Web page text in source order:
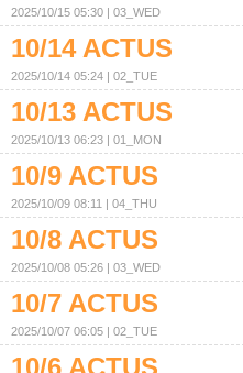
2025/10/15 05:30 03_WED
10/14 ACTUS
2025/10/14 05:24 02_TUE
10/13 ACTUS
2025/10/13 06:23 01_MON
10/9 ACTUS
2025/10/09 08:11 04_THU
10/8 ACTUS
2025/10/08 05:26 03_WED
10/7 ACTUS
2025/10/07 06:05 02_TUE
10/6 ACTUS